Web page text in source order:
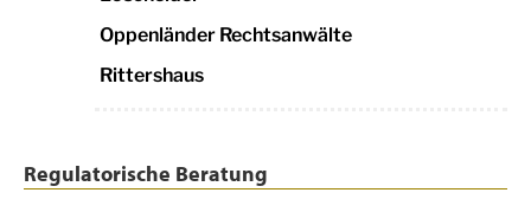
Oppenländer Rechtsanwälte
Rittershaus
Regulatorische Beratung